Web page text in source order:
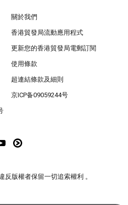
關於我們
香港貿發局流動應用程式
更新您的香港貿發局電郵訂閱
使用條款
超連結條款及細則
京ICP备09059244号
反版權者保留一切追索權利 。